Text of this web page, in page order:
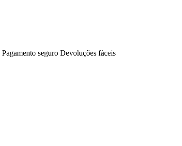
Pagamento seguro Devoluções fáceis